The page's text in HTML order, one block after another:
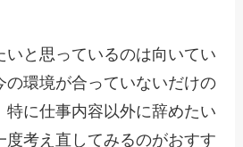
いと思っているのは向いてい
の環境が合っていないだけの
特に仕事内容以外に辞めたい
度考え直してみるのがおすす